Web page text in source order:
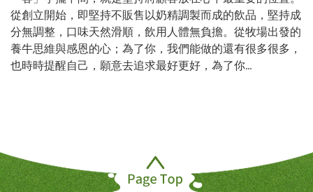
從創立開始，即堅持不販售以奶精調製而成的飲品，堅持成
分無調整，口味天然滑順，飲用人體無負擔。從牧場出發的
養牛思維與感恩的心；為了你，我們能做的還有很多很多，
也時時提醒自己，願意去追求最好更好，為了你…